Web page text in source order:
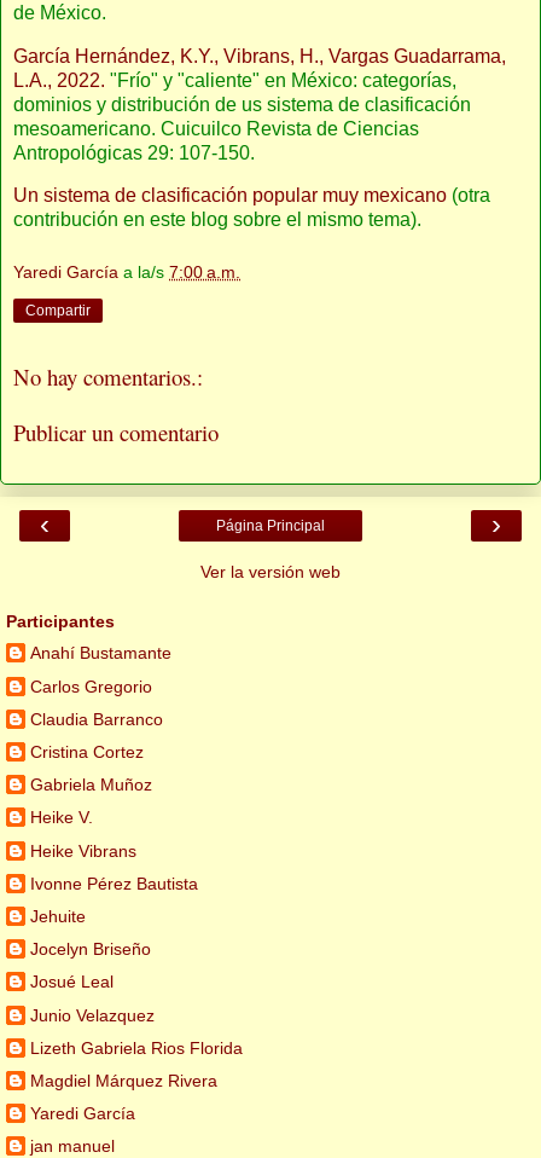
de México.
García Hernández, K.Y., Vibrans, H., Vargas Guadarrama,
L.A., 2022. "Frío" y "caliente" en México: categorías,
dominios y distribución de us sistema de clasificación
mesoamericano. Cuicuilco Revista de Ciencias
Antropológicas 29: 107-150.
Un sistema de clasificación popular muy mexicano (otra
contribución en este blog sobre el mismo tema).
Yaredi García a la/s 7:00 a.m.
Compartir
No hay comentarios.:
Publicar un comentario
‹ ›
Página Principal
Ver la versión web
Participantes
Anahí Bustamante
Carlos Gregorio
Claudia Barranco
Cristina Cortez
Gabriela Muñoz
Heike V.
Heike Vibrans
Ivonne Pérez Bautista
Jehuite
Jocelyn Briseño
Josué Leal
Junio Velazquez
Lizeth Gabriela Rios Florida
Magdiel Márquez Rivera
Yaredi García
jan manuel